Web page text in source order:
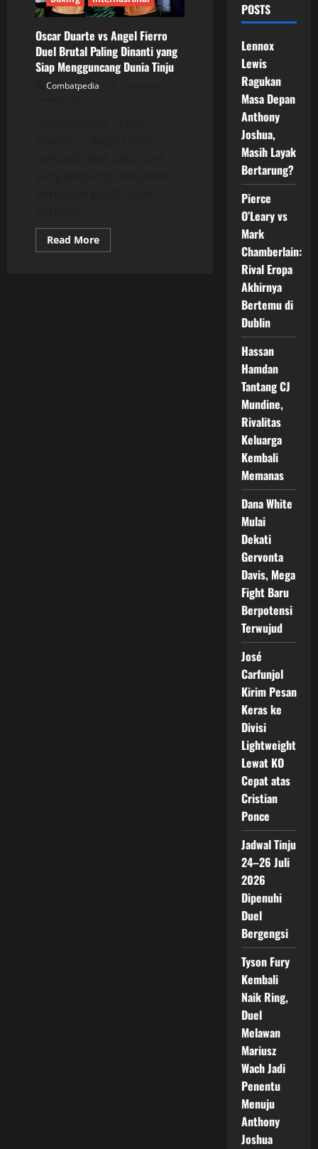
Oscar Duarte vs Angel Fierro
Duel Brutal Paling Dinanti yang
Siap Mengguncang Dunia Tinju
Combatpedia
Read MoreRead
more
POSTS
Lennox
Lewis
Ragukan
Masa Depan
Anthony
Joshua,
Masih Layak
Bertarung?
Pierce
O’Leary vs
Mark
Chamberlain:
Rival Eropa
Akhirnya
Bertemu di
Dublin
Hassan
Hamdan
Tantang CJ
Mundine,
Rivalitas
Keluarga
Kembali
Memanas
Dana White
Mulai
Dekati
Gervonta
Davis, Mega
Fight Baru
Berpotensi
Terwujud
José
Carfunjol
Kirim Pesan
Keras ke
Divisi
Lightweight
Lewat KO
Cepat atas
Cristian
Ponce
Jadwal Tinju
24–26 Juli
2026
Dipenuhi
Duel
Bergengsi
Tyson Fury
Kembali
Naik Ring,
Duel
Melawan
Mariusz
Wach Jadi
Penentu
Menuju
Anthony
Joshua